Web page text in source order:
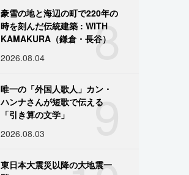
8
豪雪の地と海辺の町で220年の
時を刻んだ伝統建築 : WITH
KAMAKURA（鎌倉・長谷）
2026.08.04
9
唯一の「外国人歌人」カン・
ハンナさんが短歌で伝える
「引き算の文学」
2026.08.03
東日本大震災以降の大地震一